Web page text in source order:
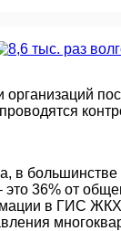
большинстве
36% от
в ГИС